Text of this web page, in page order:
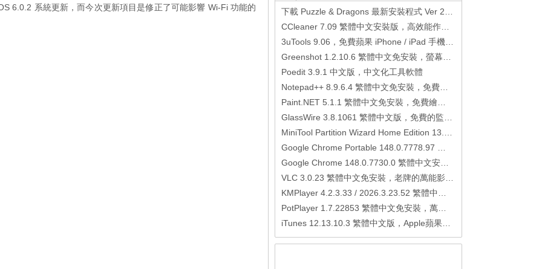
6.0.2 系統更新，而今次更新項目是修正了可能影響 Wi-Fi 功能的
Poedit 3.9.1 中文版，中文化工具軟體